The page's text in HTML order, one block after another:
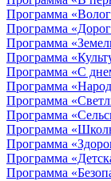
Программа
Программа
Программа
Программа
Программа «С
Программа
Программа
Программа
Программа
Программа
Программа
Программа